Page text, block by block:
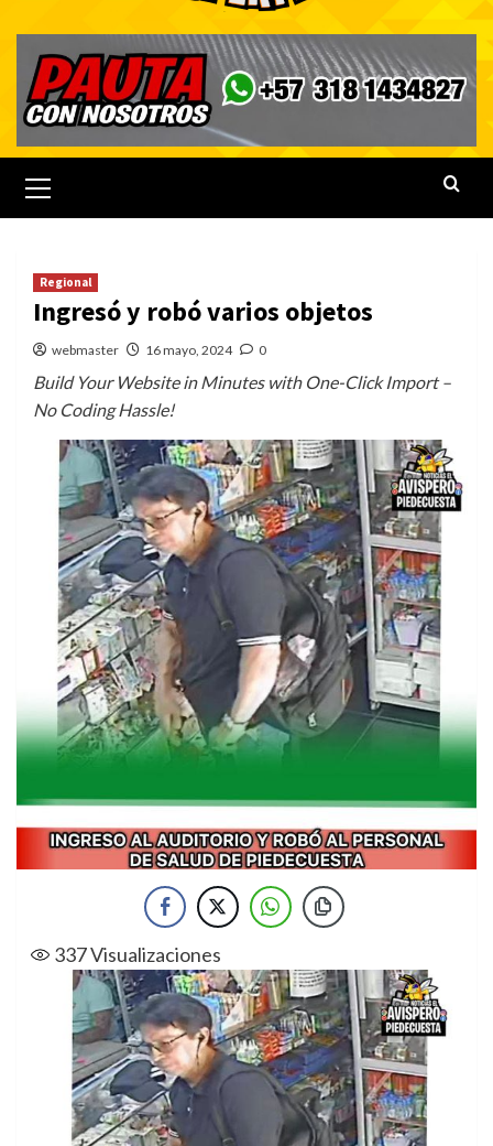
principal
Regional
Ingresó y robó varios objetos
webmaster 16 mayo, 2024 0
Build Your Website in Minutes with One-Click Import –
No Coding Hassle!
337Visualizaciones